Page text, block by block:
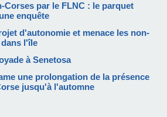
Corses par le FLNC : le parquet
enquête
d'autonomie et menace les non-
l'île
à Senetosa
une prolongation de la présence
jusqu'à l'automne